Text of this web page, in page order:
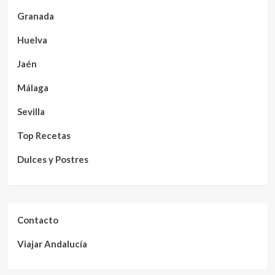
Granada
Huelva
Jaén
Málaga
Sevilla
Top Recetas
Dulces y Postres
Contacto
Viajar Andalucía